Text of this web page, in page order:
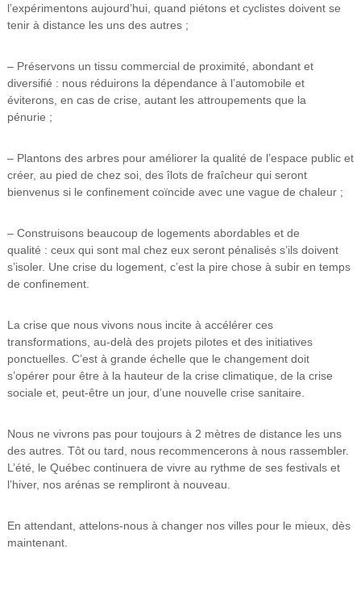
l’expérimentons aujourd’hui, quand piétons et cyclistes doivent se
tenir à distance les uns des autres ;
– Préservons un tissu commercial de proximité, abondant et
diversifié : nous réduirons la dépendance à l’automobile et
éviterons, en cas de crise, autant les attroupements que la
pénurie ;
– Plantons des arbres pour améliorer la qualité de l’espace public et
créer, au pied de chez soi, des îlots de fraîcheur qui seront
bienvenus si le confinement coïncide avec une vague de chaleur ;
– Construisons beaucoup de logements abordables et de
qualité : ceux qui sont mal chez eux seront pénalisés s’ils doivent
s’isoler. Une crise du logement, c’est la pire chose à subir en temps
de confinement.
La crise que nous vivons nous incite à accélérer ces
transformations, au-delà des projets pilotes et des initiatives
ponctuelles. C’est à grande échelle que le changement doit
s’opérer pour être à la hauteur de la crise climatique, de la crise
sociale et, peut-être un jour, d’une nouvelle crise sanitaire.
Nous ne vivrons pas pour toujours à 2 mètres de distance les uns
des autres. Tôt ou tard, nous recommencerons à nous rassembler.
L’été, le Québec continuera de vivre au rythme de ses festivals et
l’hiver, nos arénas se rempliront à nouveau.
En attendant, attelons-nous à changer nos villes pour le mieux, dès
maintenant.